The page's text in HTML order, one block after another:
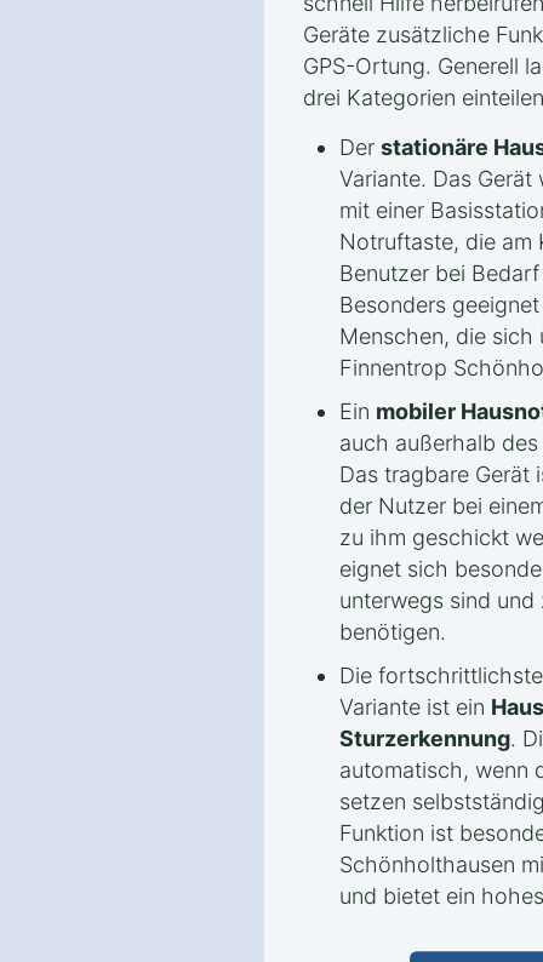
Geräte zusätzliche
GPS-Ortung. Generell
drei Kategorien
Der stationäre
Variante. Das
mit einer
Notruftaste, die am
Benutzer bei
Besonders
Menschen, die sich
Finnentrop
Ein mobiler
auch außerhalb
Das tragbare Gerät
der Nutzer bei
zu ihm geschickt
eignet sich
unterwegs sind
benötigen.
Die
Variante ist ein
Sturzerkennung.
automatisch, wenn
setzen
Funktion ist
Schönholthausen
und bietet ein